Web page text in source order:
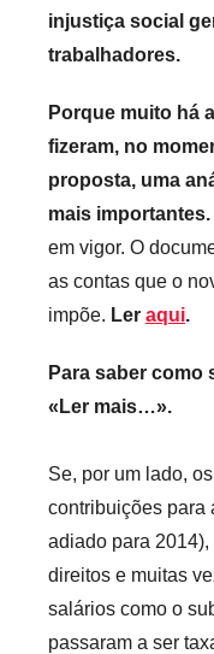
injustiça social
trabalhadores.
Porque muito há
fizeram, no
proposta, uma
mais importantes.
em vigor. O
as contas que o
impõe. Ler aqui.
Para saber como
«Ler mais…».
Se, por um lado,
contribuições para
adiado para
direitos e muitas
salários como o
passaram a ser